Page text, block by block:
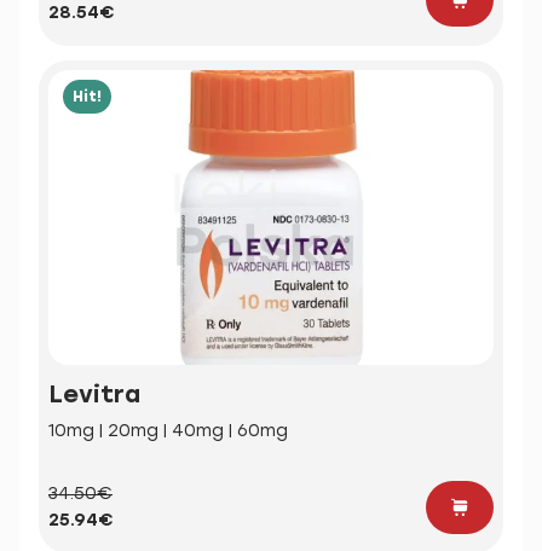
28.54€
Hit!
Levitra
10mg | 20mg | 40mg | 60mg
34.50€
25.94€